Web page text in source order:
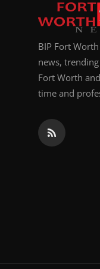
BIP Fort
news,
Fort Worth
time and